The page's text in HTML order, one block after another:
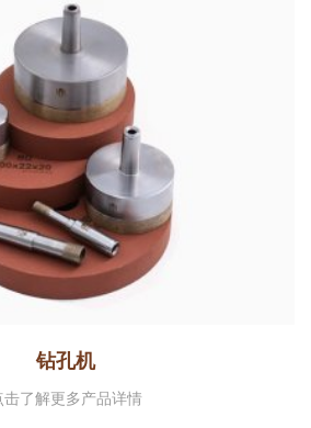
钻孔机
击了解更多产品详情